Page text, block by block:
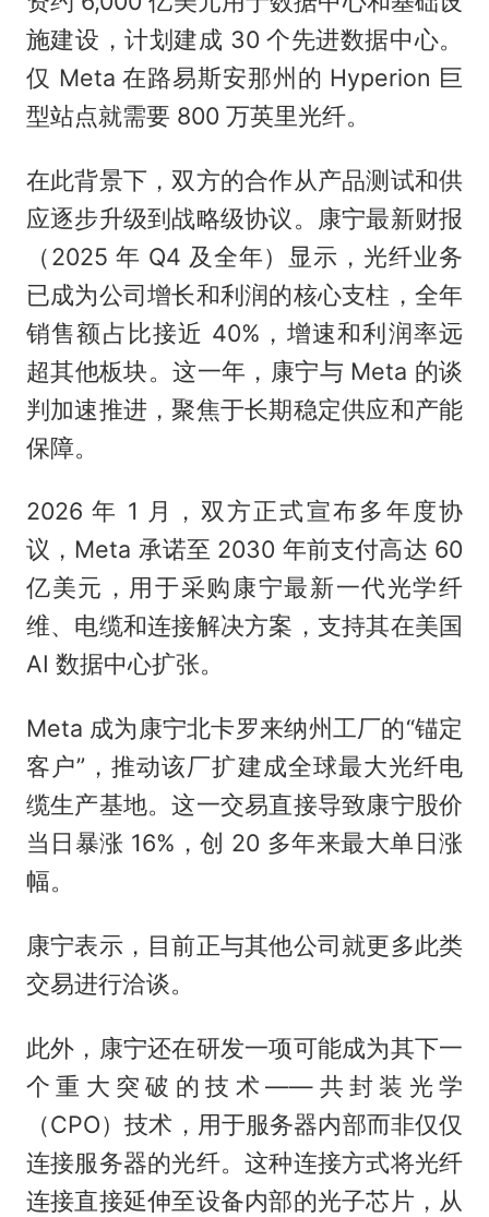
施建设，计划建成 30 个先进数据中心。
仅 Meta 在路易斯安那州的 Hyperion 巨
型站点就需要 800 万英里光纤。
在此背景下，双方的合作从产品测试和供
应逐步升级到战略级协议。康宁最新财报
（2025 年 Q4 及全年）显示，光纤业务
已成为公司增长和利润的核心支柱，全年
销售额占比接近 40%，增速和利润率远
超其他板块。这一年，康宁与 Meta 的谈
判加速推进，聚焦于长期稳定供应和产能
保障。
2026 年 1 月，双方正式宣布多年度协
议，Meta 承诺至 2030 年前支付高达 60
亿美元，用于采购康宁最新一代光学纤
维、电缆和连接解决方案，支持其在美国
AI 数据中心扩张。
Meta 成为康宁北卡罗来纳州工厂的“锚定
客户”，推动该厂扩建成全球最大光纤电
缆生产基地。这一交易直接导致康宁股价
当日暴涨 16%，创 20 多年来最大单日涨
幅。
康宁表示，目前正与其他公司就更多此类
交易进行洽谈。
此外，康宁还在研发一项可能成为其下一
个重大突破的技术——共封装光学
（CPO）技术，用于服务器内部而非仅仅
连接服务器的光纤。这种连接方式将光纤
连接直接延伸至设备内部的光子芯片，从